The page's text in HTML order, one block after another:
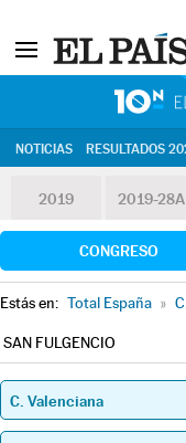
NOTICIAS RESULTADOS
2019 2019-28A
CONGRESO
Estás en: Total España »
SAN FULGENCIO